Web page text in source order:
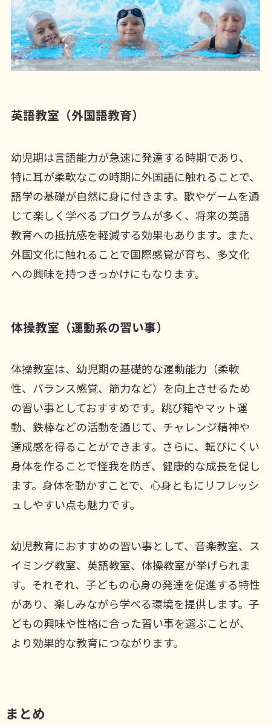
英語教室（外国語教育）
幼児期は言語能力が急速に発達する時期であり、
特に耳が柔軟なこの時期に外国語に触れることで、
語学の基礎が自然に身に付きます。歌やゲームを通
じて楽しく学べるプログラムが多く、将来の英語
教育への抵抗感を軽減する効果もあります。また、
外国文化に触れることで国際感覚が育ち、多文化
への興味を持つきっかけにもなります。
体操教室（運動系の習い事）
体操教室は、幼児期の基礎的な運動能力（柔軟
性、バランス感覚、筋力など）を向上させるため
の習い事としておすすめです。跳び箱やマット運
動、鉄棒などの活動を通じて、チャレンジ精神や
達成感を得ることができます。さらに、転びにくい
身体を作ることで怪我を防ぎ、健康的な成長を促し
ます。身体を動かすことで、心身ともにリフレッシ
ュしやすい点も魅力です。
幼児教育におすすめの習い事として、音楽教室、ス
イミング教室、英語教室、体操教室が挙げられま
す。それぞれ、子どもの心身の発達を促進する特性
があり、楽しみながら学べる環境を提供します。子
どもの興味や性格に合った習い事を選ぶことが、
より効果的な教育につながります。
まとめ